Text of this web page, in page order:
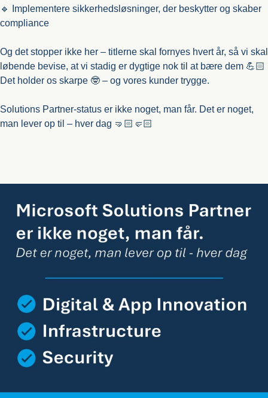
🔹 Implementere sikkerhedsløsninger, der beskytter og skaber
compliance
Og det stopper ikke her – titlerne skal fornyes hvert år, så vi skal
løbende bevise, at vi stadig er dygtige nok til at bære dem 💪🏻
Det holder os skarpe 🤓 – og vores kunder trygge.
Solutions Partner-status er ikke noget, man får. Det er noget,
man lever op til – hver dag 🤜🏻🤛🏻